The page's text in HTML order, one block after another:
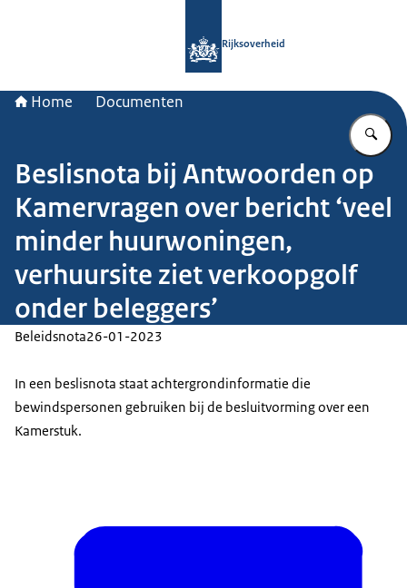
Rijksoverheid
Home Documenten
Beslisnota bij Antwoorden op
Kamervragen over bericht ‘veel
minder huurwoningen,
verhuursite ziet verkoopgolf
onder beleggers’
Beleidsnota26-01-2023
In een beslisnota staat achtergrondinformatie die
bewindspersonen gebruiken bij de besluitvorming over een
Kamerstuk.